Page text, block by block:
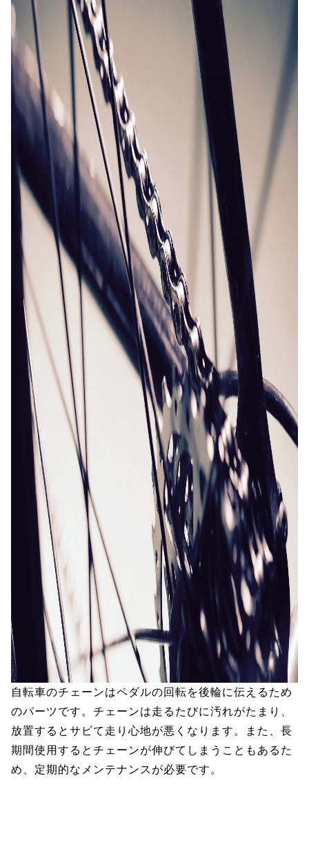
自転車のチェーンはペダルの回転を後輪に伝えるため
のパーツです。チェーンは走るたびに汚れがたまり、
放置するとサビて走り心地が悪くなります。また、長
期間使用するとチェーンが伸びてしまうこともあるた
め、定期的なメンテナンスが必要です。